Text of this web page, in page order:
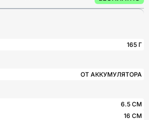
165 Г
ОТ АККУМУЛЯТОРА
6.5 СМ
16 СМ